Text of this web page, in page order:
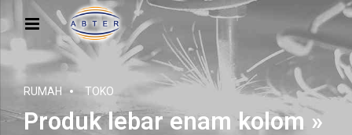
RUMAH TOKO
Produk lebar enam kolom »